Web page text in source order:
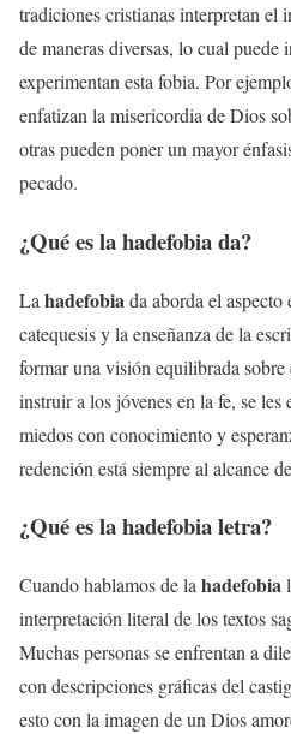
tradiciones cristianas interpretan el
de maneras diversas, lo cual
experimentan esta fobia. Por
enfatizan la misericordia de Dios
otras pueden poner un mayor
pecado.
¿Qué es lahadefobiada?
La hadefobiada aborda el
catequesis y la enseñanza de la
formar una visión equilibrada
instruir a los jóvenes en la fe, se les
miedos con conocimiento y
redención está siempre al alcance
¿Qué es lahadefobialetra?
Cuando hablamos de la hadefobia
interpretación literal de los textos
Muchas personas se enfrentan a
con descripciones gráficas del
esto con la imagen de un Dios